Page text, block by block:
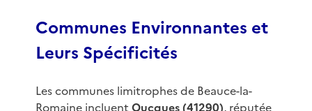
Communes Environnantes et
Leurs Spécificités
Les communes limitrophes de Beauce-la-